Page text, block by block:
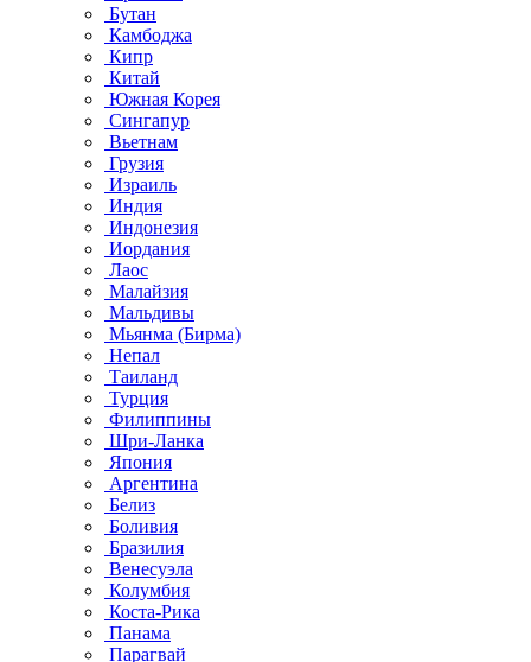
Бутан
Камбоджа
Кипр
Китай
Южная Корея
Сингапур
Вьетнам
Грузия
Израиль
Индия
Индонезия
Иордания
Лаос
Малайзия
Мальдивы
Мьянма (Бирма)
Непал
Таиланд
Турция
Филиппины
Шри-Ланка
Япония
Аргентина
Белиз
Боливия
Бразилия
Венесуэла
Колумбия
Коста-Рика
Панама
Парагвай